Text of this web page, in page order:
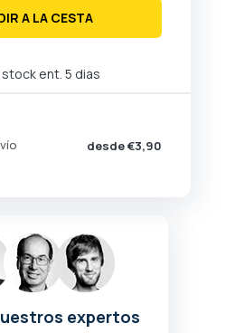
ent. 5 dias
desde €3,90
A LA CESTA
expertos